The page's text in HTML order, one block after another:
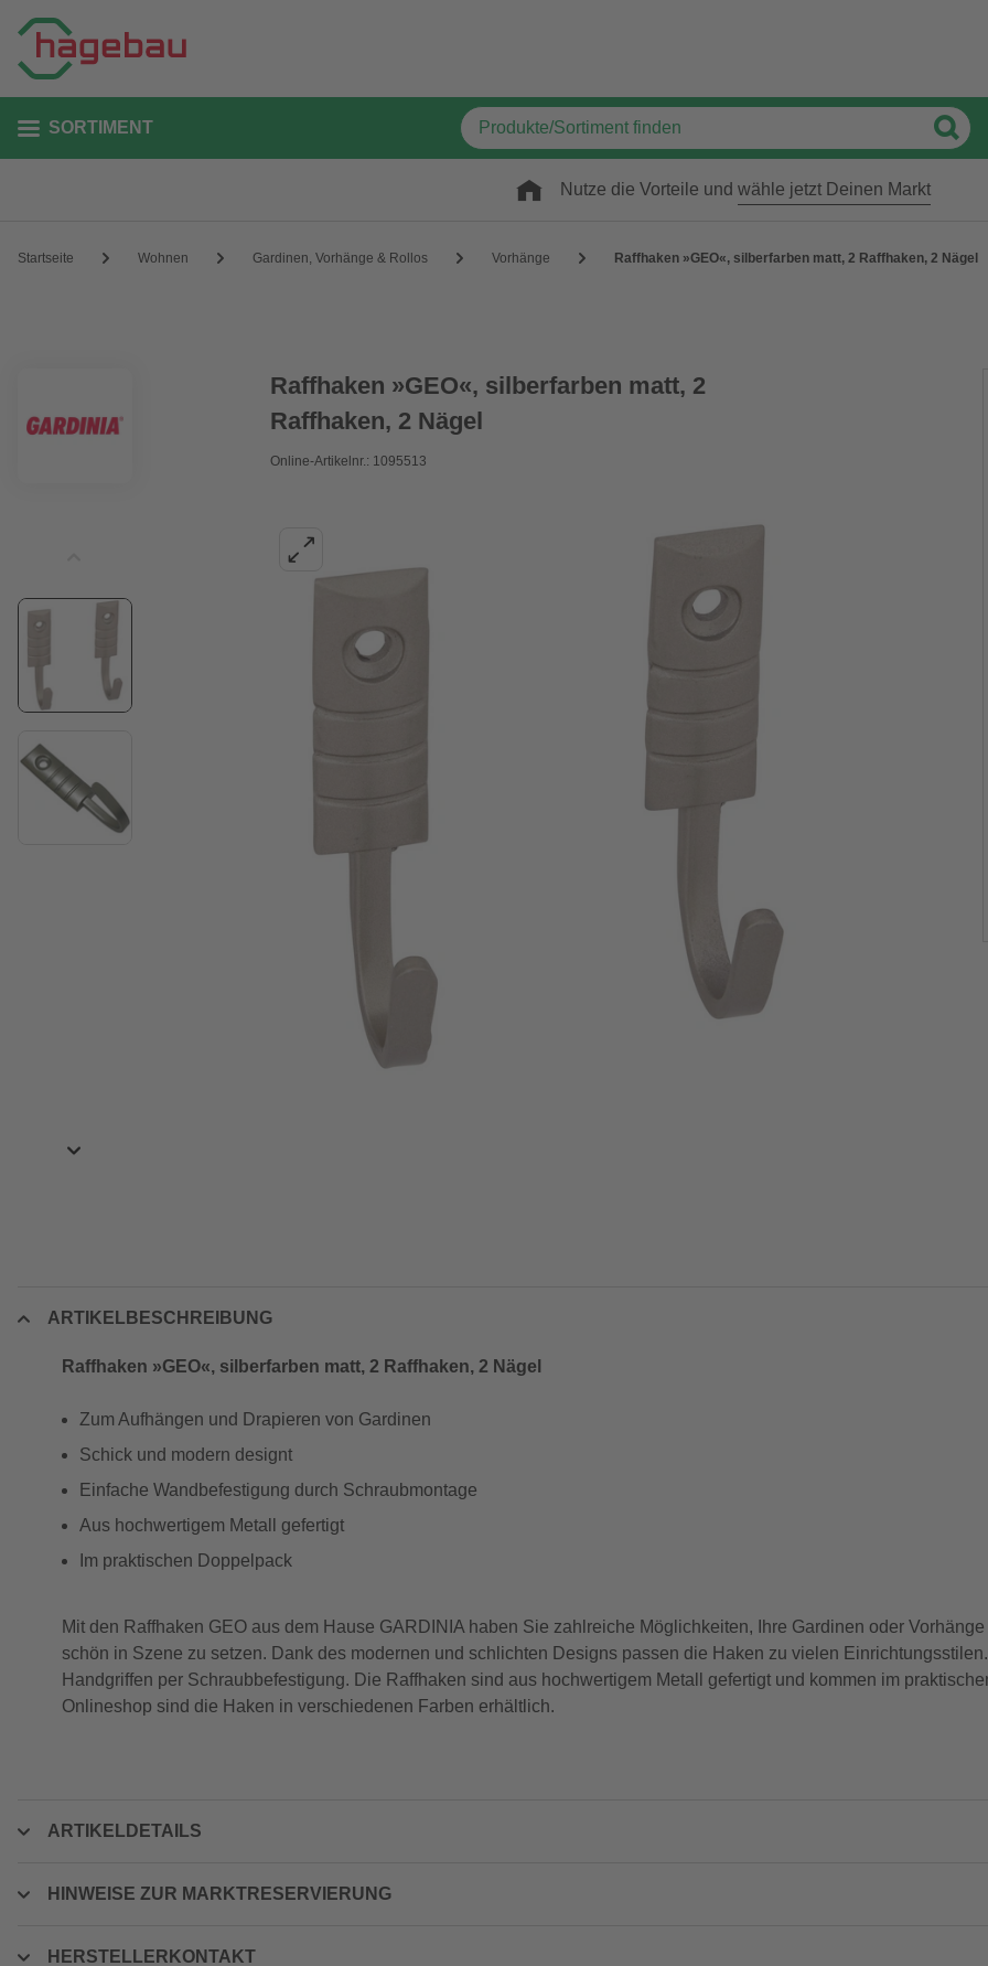
SORTIMENT
Nutze die Vorteile und wähle jetzt Deinen Markt
Startseite Wohnen Gardinen, Vorhänge & Rollos Vorhänge Raffhaken »GEO«, silberfarben matt, 2 Raffhaken, 2 Nägel
Raffhaken »GEO«, silberfarben matt, 2
Raffhaken, 2 Nägel
Online-Artikelnr.: 1095513
ARTIKELBESCHREIBUNG
Raffhaken »GEO«, silberfarben matt, 2 Raffhaken, 2 Nägel
Zum Aufhängen und Drapieren von Gardinen
Schick und modern designt
Einfache Wandbefestigung durch Schraubmontage
Aus hochwertigem Metall gefertigt
Im praktischen Doppelpack
Mit den Raffhaken GEO aus dem Hause GARDINIA haben Sie zahlreiche Möglichkeiten, Ihre Gardinen oder
schön in Szene zu setzen. Dank des modernen und schlichten Designs passen die Haken zu vielen
Handgriffen per Schraubbefestigung. Die Raffhaken sind aus hochwertigem Metall gefertigt und kommen im
Onlineshop sind die Haken in verschiedenen Farben erhältlich.
ARTIKELDETAILS
HINWEISE ZUR MARKTRESERVIERUNG
HERSTELLERKONTAKT